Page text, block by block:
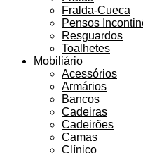
Fralda-Cueca
Pensos
Resguardos
Toalhetes
Mobiliário
Acessórios
Armários
Bancos
Cadeiras
Cadeirões
Camas
Clínico